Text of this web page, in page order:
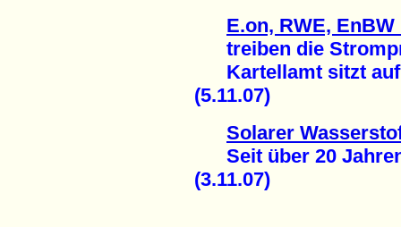
E.on, RWE,
treiben die
Kartellamt sitzt auf
(5.11.07)
Solarer
Seit über 20
(3.11.07)